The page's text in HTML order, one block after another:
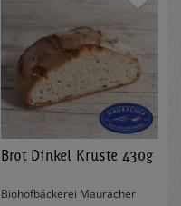
Brot Dinkel Kruste 430g
Biohofbäckerei Mauracher